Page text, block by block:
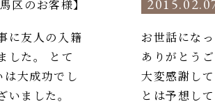
区のお客様】
に友人の入籍
した。 とて
大成功でし
ました。
お世話にな
ありがとう
大変感謝し
とは予想し